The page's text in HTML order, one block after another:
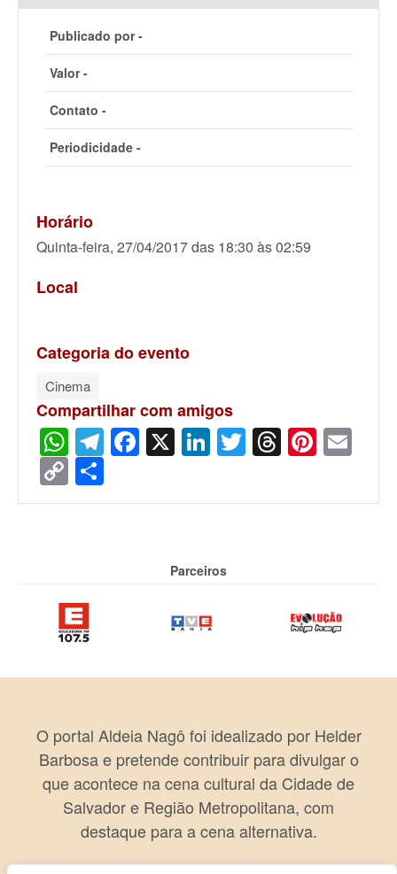
Publicado por -
Valor -
Contato -
Periodicidade -
Horário
Quinta-feira, 27/04/2017 das 18:30 às 02:59
Local
Categoria do evento
Cinema
Compartilhar com amigos
WhatsApp
Telegram
Facebook
X LinkedIn
Twitter
Threads
Copy
Link
Parceiros
O portal Aldeia Nagô foi idealizado por Helder
Barbosa e pretende contribuir para divulgar o
que acontece na cena cultural da Cidade de
Salvador e Região Metropolitana, com
destaque para a cena alternativa.